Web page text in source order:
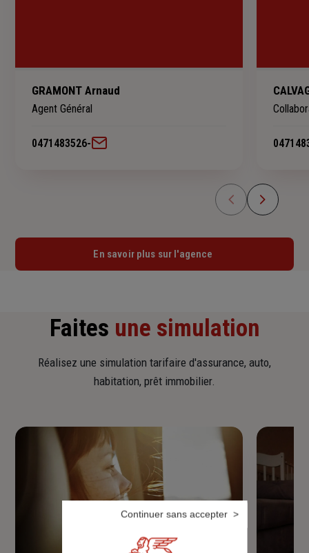
GRAMONT Arnaud
Agent Général
0471483526-
En savoir plus sur l'agence
Faites une simulation
Réalisez une simulation tarifaire d'assurance, auto,
habitation, prêt immobilier.
Continuer sans accepter